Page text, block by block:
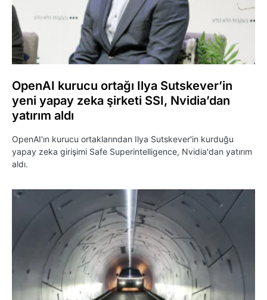
OpenAI kurucu ortağı Ilya Sutskever’in
yeni yapay zeka şirketi SSI, Nvidia’dan
yatırım aldı
OpenAI'ın kurucu ortaklarından Ilya Sutskever'in kurduğu
yapay zeka girişimi Safe Superintelligence, Nvidia'dan yatırım
aldı.